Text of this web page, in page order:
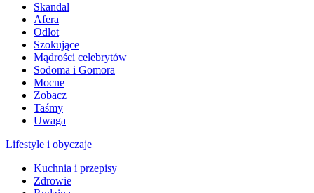
Skandal
Afera
Odlot
Szokujące
Mądrości celebrytów
Sodoma i Gomora
Mocne
Zobacz
Taśmy
Uwaga
Lifestyle i obyczaje
Kuchnia i przepisy
Zdrowie